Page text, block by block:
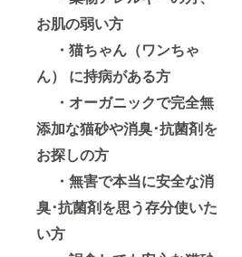
お肌の弱い方
・猫ちゃん（ワンちゃ
ん） に持病がある方
・オーガニックで完全無
添加な猫砂や消臭･抗菌剤を
お探しの方
・無害で本当に安全な消
臭･抗菌剤を思う存分使いた
い方